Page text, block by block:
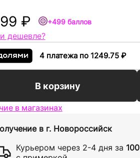
₽ +499 баллов
дешевле?
4 платежа по 1249.75 ₽
В корзину
в магазинах
в г. Новороссийск
Курьером через 2-4 дня за 100